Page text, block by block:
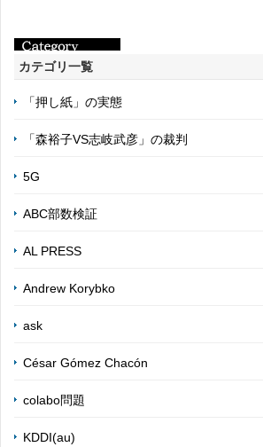
カテゴリ一覧
「押し紙」の実態
「森裕子VS志岐武彦」の裁判
5G
ABC部数検証
AL PRESS
Andrew Korybko
ask
César Gómez Chacón
colabo問題
KDDI(au)